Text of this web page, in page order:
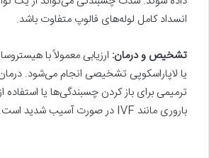
انسداد کامل لوله‌های فالوپ متفاوت باشد.
تشخیص و درمان:
یا لاپاراسکوپی تشخیصی انجام می‌شود.
ترمیمی برای باز کردن چسبندگی‌ها یا
باروری مانند IVF در صورت آسیب شدید است.